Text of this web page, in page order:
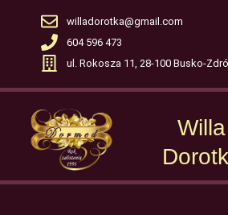
willadorotka@gmail.com
604 596 473
ul. Rokosza 11, 28-100 Busko-
Willa